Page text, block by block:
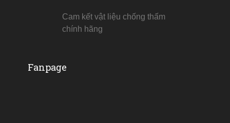
Cam kết vật liệu chống thấm
chính hãng
Fanpage